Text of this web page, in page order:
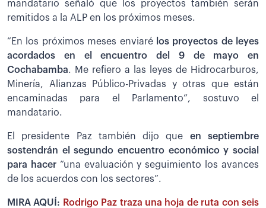
mandatario señaló que los proyectos también serán
remitidos a la ALP en los próximos meses.
“En los próximos meses enviaré los proyectos de leyes
acordados en el encuentro del 9 de mayo en
Cochabamba. Me refiero a las leyes de Hidrocarburos,
Minería, Alianzas Público-Privadas y otras que están
encaminadas para el Parlamento”, sostuvo el
mandatario.
El presidente Paz también dijo que en septiembre
sostendrán el segundo encuentro económico y social
para hacer“una evaluación y seguimiento los avances
de los acuerdos con los sectores”.
MIRA AQUÍ: Rodrigo Paz traza una hoja de ruta con seis